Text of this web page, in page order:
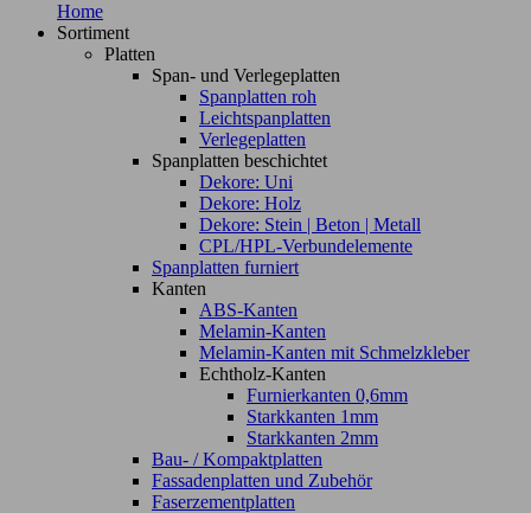
Home
Sortiment
Platten
Span- und Verlegeplatten
Spanplatten roh
Leichtspanplatten
Verlegeplatten
Spanplatten beschichtet
Dekore: Uni
Dekore: Holz
Dekore: Stein | Beton | Metall
CPL/HPL-Verbundelemente
Spanplatten furniert
Kanten
ABS-Kanten
Melamin-Kanten
Melamin-Kanten mit Schmelzkleber
Echtholz-Kanten
Furnierkanten 0,6mm
Starkkanten 1mm
Starkkanten 2mm
Bau- / Kompaktplatten
Fassadenplatten und Zubehör
Faserzementplatten